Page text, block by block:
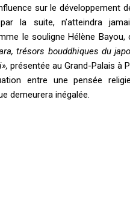
sur le développement
la suite, n’atteindra
le souligne Hélène Bayou,
trésors bouddhiques du
présentée au Grand-Palais à
entre une pensée
demeurera inégalée.